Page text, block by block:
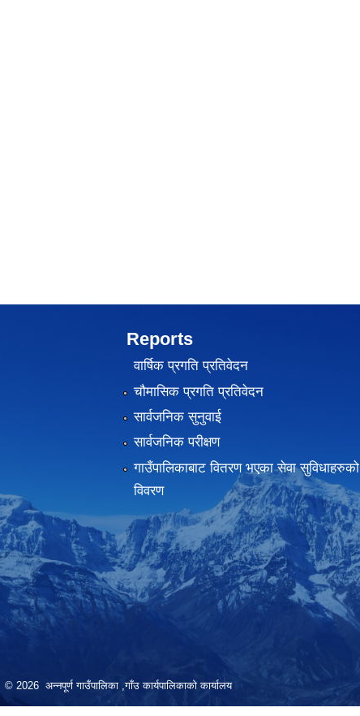
Reports
वार्षिक प्रगति प्रतिवेदन
चौमासिक प्रगति प्रतिवेदन
सार्वजनिक सुनुवाई
सार्वजनिक परीक्षण
गाउँपालिकाबाट वितरण भएका सेवा सुविधाहरुको
विवरण
© 2026 अन्नपूर्ण गाउँपालिका ,गाँउ कार्यपालिकाको कार्यालय